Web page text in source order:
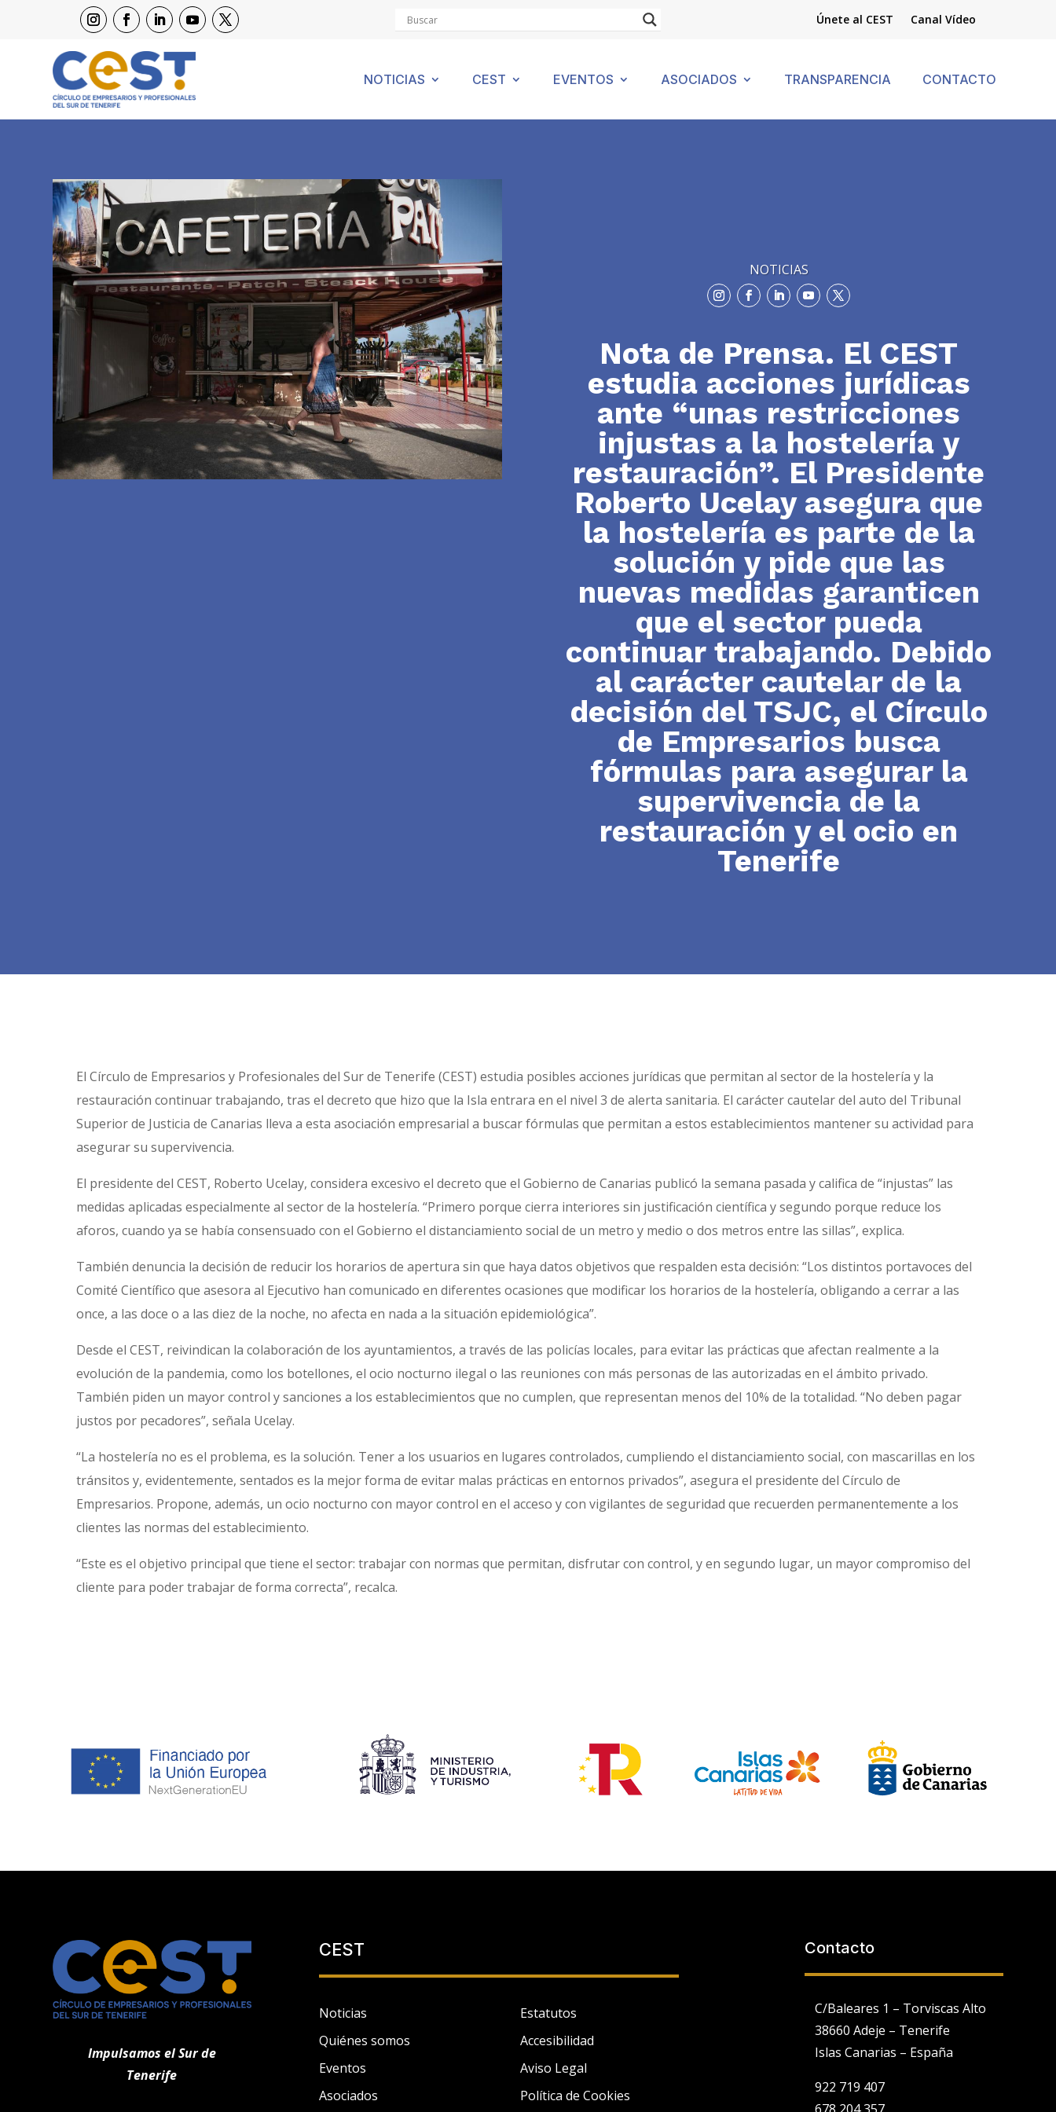
Únete al CEST Canal Vídeo
NOTICIAS CEST EVENTOS ASOCIADOS TRANSPARENCIA CONTACTO
NOTICIAS
Nota de Prensa. El CEST
estudia acciones jurídicas
ante “unas restricciones
injustas a la hostelería y
restauración”. El Presidente
Roberto Ucelay asegura que
la hostelería es parte de la
solución y pide que las
nuevas medidas garanticen
que el sector pueda
continuar trabajando. Debido
al carácter cautelar de la
decisión del TSJC, el Círculo
de Empresarios busca
fórmulas para asegurar la
supervivencia de la
restauración y el ocio en
Tenerife
El Círculo de Empresarios y Profesionales del Sur de Tenerife (CEST) estudia posibles acciones jurídicas que permitan al sector de la hostelería y la
restauración continuar trabajando, tras el decreto que hizo que la Isla entrara en el nivel 3 de alerta sanitaria. El carácter cautelar del auto del Tribunal
Superior de Justicia de Canarias lleva a esta asociación empresarial a buscar fórmulas que permitan a estos establecimientos mantener su actividad para
asegurar su supervivencia.
El presidente del CEST, Roberto Ucelay, considera excesivo el decreto que el Gobierno de Canarias publicó la semana pasada y califica de “injustas” las
medidas aplicadas especialmente al sector de la hostelería. “Primero porque cierra interiores sin justificación científica y segundo porque reduce los
aforos, cuando ya se había consensuado con el Gobierno el distanciamiento social de un metro y medio o dos metros entre las sillas”, explica.
También denuncia la decisión de reducir los horarios de apertura sin que haya datos objetivos que respalden esta decisión: “Los distintos portavoces del
Comité Científico que asesora al Ejecutivo han comunicado en diferentes ocasiones que modificar los horarios de la hostelería, obligando a cerrar a las
once, a las doce o a las diez de la noche, no afecta en nada a la situación epidemiológica”.
Desde el CEST, reivindican la colaboración de los ayuntamientos, a través de las policías locales, para evitar las prácticas que afectan realmente a la
evolución de la pandemia, como los botellones, el ocio nocturno ilegal o las reuniones con más personas de las autorizadas en el ámbito privado.
También piden un mayor control y sanciones a los establecimientos que no cumplen, que representan menos del 10% de la totalidad. “No deben pagar
justos por pecadores”, señala Ucelay.
“La hostelería no es el problema, es la solución. Tener a los usuarios en lugares controlados, cumpliendo el distanciamiento social, con mascarillas en los
tránsitos y, evidentemente, sentados es la mejor forma de evitar malas prácticas en entornos privados”, asegura el presidente del Círculo de
Empresarios. Propone, además, un ocio nocturno con mayor control en el acceso y con vigilantes de seguridad que recuerden permanentemente a los
clientes las normas del establecimiento.
“Este es el objetivo principal que tiene el sector: trabajar con normas que permitan, disfrutar con control, y en segundo lugar, un mayor compromiso del
cliente para poder trabajar de forma correcta”, recalca.
Impulsamos el Sur de
Tenerife
CEST
Noticias
Quiénes somos
Eventos
Asociados
Estatutos
Accesibilidad
Aviso Legal
Política de Cookies
Contacto
C/Baleares 1 – Torviscas Alto
38660 Adeje – Tenerife
Islas Canarias – España
922 719 407